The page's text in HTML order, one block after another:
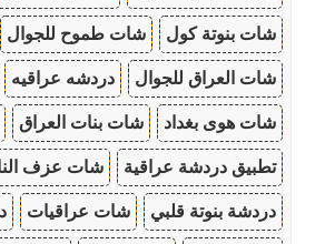
شات بنوتة كول شات طموح للجوال
شات العراق للجوال دردشه عراقيه
شات هوى بغداد شات بنات العراق
تطبيق دردشة عراقية شات عزف
دردشة بنوتة قلبي شات عراقيات